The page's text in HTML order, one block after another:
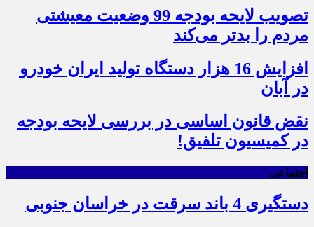
تصویب لایحه بودجه 99 وضعیت معیشتی
مردم را بدتر می‌کند
افزایش 16 هزار دستگاه تولید ایران خودرو
در آبان
نقض قانون اساسی در بررسی لایحه بودجه
در کمیسیون تلفیق!
اجتماعی
دستگیری 4 باند سرقت در خراسان جنوبی